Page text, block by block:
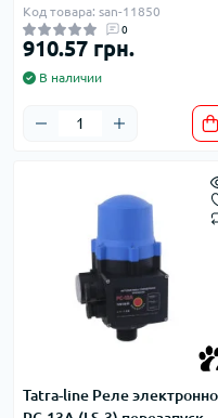
Код товара: san-11850
0
910.57 грн.
В наличии
Tatra-line Реле